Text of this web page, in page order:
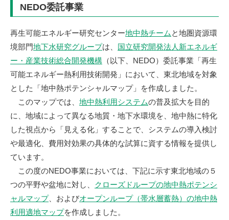
NEDO委託事業
再生可能エネルギー研究センター地中熱チーム と地圏資源環
境部門地下水研究グループは、 国立研究開発法人新エネルギ
ー・産業技術総合開発機構 （以下、NEDO）委託事業「再生
可能エネルギー熱利用技術開発 」において、東北地域を対象
とした「地中熱ポテンシャルマップ」を作成しました。
このマップでは、 地中熱利用システムの普及拡大を目的
に、地域によって異なる地質・地下水環境を、地中熱に特化
した視点から「見える化」することで、システムの導入検討
や最適化、費用対効果の具体的な試算に資する情報を提供し
ています。
この度のNEDO事業においては、下記に示す東北地域の５
つの平野や盆地に対し、 クローズドループの地中熱ポテンシ
ャルマップ、およびオープンループ（帯水層蓄熱）の地中熱
利用適地マップを作成しました。